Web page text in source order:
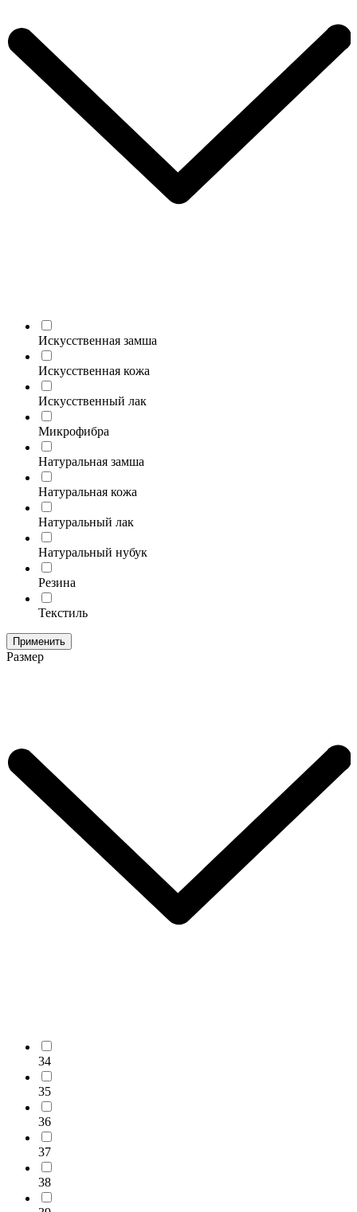
Искусственная замша
Искусственная кожа
Искусственный лак
Микрофибра
Натуральная замша
Натуральная кожа
Натуральный лак
Натуральный нубук
Резина
Текстиль
Применить
Размер
34
35
36
37
38